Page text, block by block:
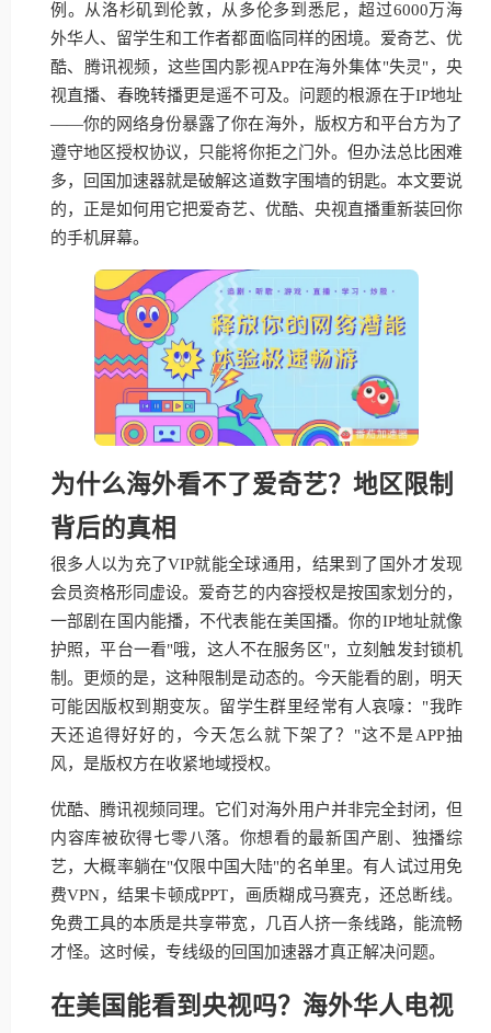
例。从洛杉矶到伦敦，从多伦多到悉尼，超过6000万海
外华人、留学生和工作者都面临同样的困境。爱奇艺、优
酷、腾讯视频，这些国内影视APP在海外集体"失灵"，央
视直播、春晚转播更是遥不可及。问题的根源在于IP地址
——你的网络身份暴露了你在海外，版权方和平台方为了
遵守地区授权协议，只能将你拒之门外。但办法总比困难
多，回国加速器就是破解这道数字围墙的钥匙。本文要说
的，正是如何用它把爱奇艺、优酷、央视直播重新装回你
的手机屏幕。
为什么海外看不了爱奇艺？地区限制
背后的真相
很多人以为充了VIP就能全球通用，结果到了国外才发现
会员资格形同虚设。爱奇艺的内容授权是按国家划分的，
一部剧在国内能播，不代表能在美国播。你的IP地址就像
护照，平台一看"哦，这人不在服务区"，立刻触发封锁机
制。更烦的是，这种限制是动态的。今天能看的剧，明天
可能因版权到期变灰。留学生群里经常有人哀嚎："我昨
天还追得好好的，今天怎么就下架了？"这不是APP抽
风，是版权方在收紧地域授权。
优酷、腾讯视频同理。它们对海外用户并非完全封闭，但
内容库被砍得七零八落。你想看的最新国产剧、独播综
艺，大概率躺在"仅限中国大陆"的名单里。有人试过用免
费VPN，结果卡顿成PPT，画质糊成马赛克，还总断线。
免费工具的本质是共享带宽，几百人挤一条线路，能流畅
才怪。这时候，专线级的回国加速器才真正解决问题。
在美国能看到央视吗？海外华人电视